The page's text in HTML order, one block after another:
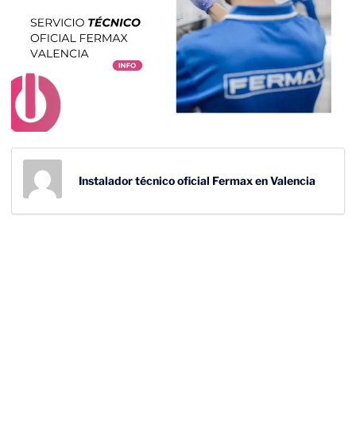
Instalador técnico oficial Fermax en Valencia